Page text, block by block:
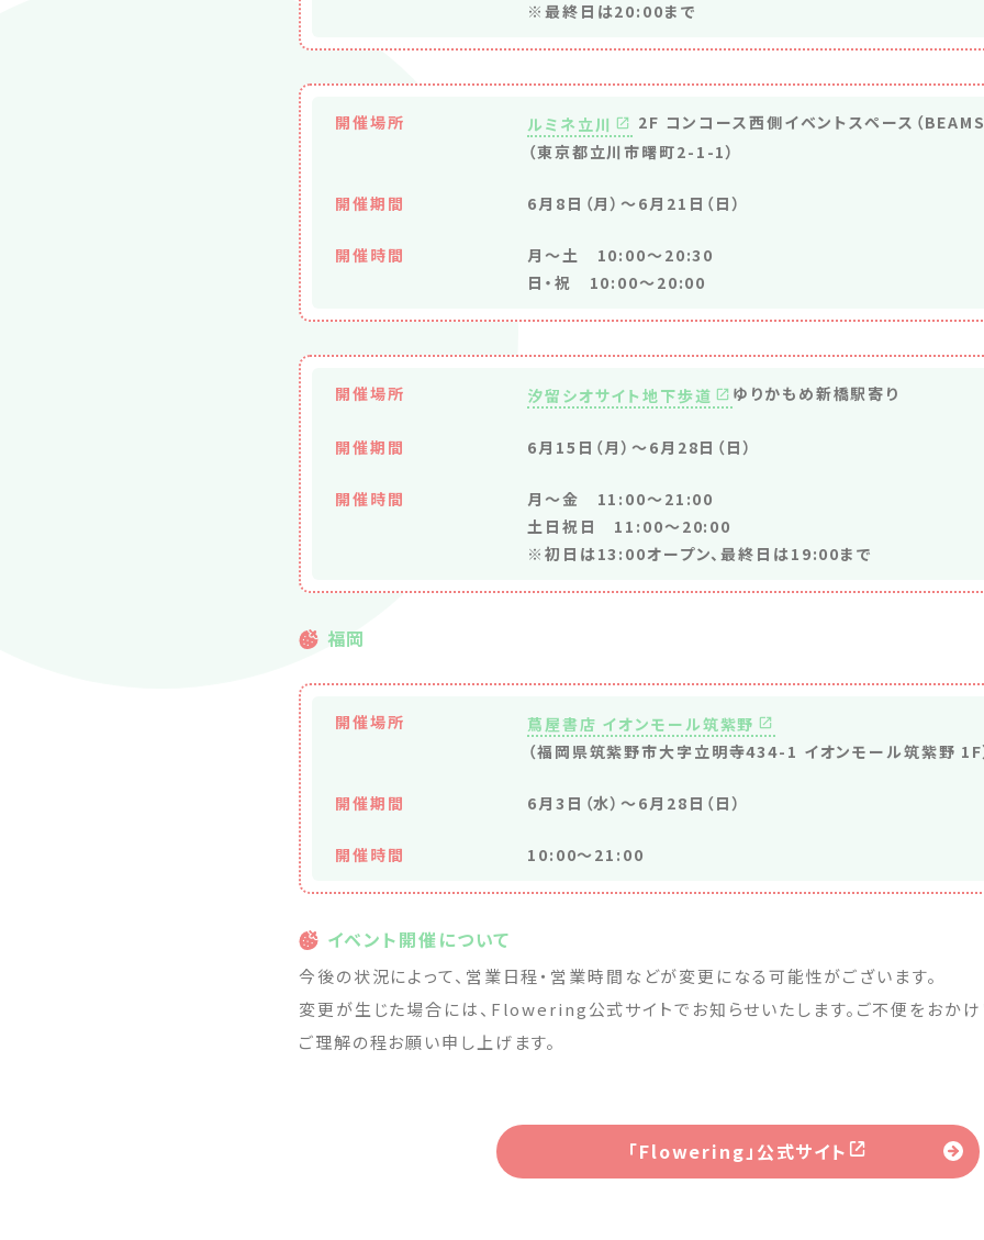
※最終日は20:00まで
開催場所 ルミネ立川
2F コンコース西側イベントスペース（
（東京都立川市曙町2-1-1）
開催期間 6月8日（月）～6月21日（日）
開催時間
月～土 10:00～20:30
日・祝 10:00～20:00
開催場所 汐留シオサイト地下歩道 ゆりかもめ新橋駅寄り
開催期間 6月15日（月）〜6月28日（日）
開催時間
月～金 11:00～21:00
土日祝日 11:00～20:00
※初日は13:00オープン、最終日は19:00まで
福岡
開催場所
蔦屋書店 イオンモール筑紫野
（福岡県筑紫野市大字立明寺434-1 イオンモール筑紫野 1F
開催期間 6月3日（水）～6月28日（日）
開催時間 10:00～21:00
イベント開催について
今後の状況によって、営業日程・営業時間などが変更になる可能性がございます。
変更が生じた場合には、Flowering公式サイトでお知らせいたします。ご不便をおかけ
ご理解の程お願い申し上げます。
「Flowering」公式サイト